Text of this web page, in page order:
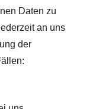
Daten zu
an uns
der